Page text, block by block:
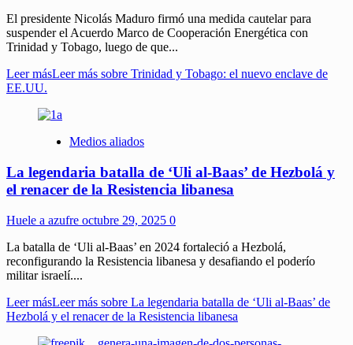
El presidente Nicolás Maduro firmó una medida cautelar para
suspender el Acuerdo Marco de Cooperación Energética con
Trinidad y Tobago, luego de que...
Leer másLeer más sobre Trinidad y Tobago: el nuevo enclave de
EE.UU.
Medios aliados
La legendaria batalla de ‘Uli al-Baas’ de Hezbolá y
el renacer de la Resistencia libanesa
Huele a azufre octubre 29, 2025 0
La batalla de ‘Uli al-Baas’ en 2024 fortaleció a Hezbolá,
reconfigurando la Resistencia libanesa y desafiando el poderío
militar israelí....
Leer másLeer más sobre La legendaria batalla de ‘Uli al-Baas’ de
Hezbolá y el renacer de la Resistencia libanesa